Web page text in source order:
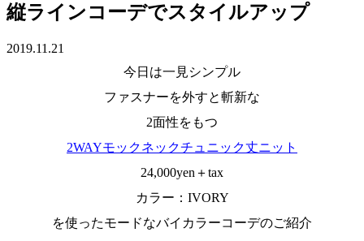
縦ラインコーデでスタイルアップ
2019.11.21
今日は一見シンプル
ファスナーを外すと斬新な
2面性をもつ
2WAYモックネックチュニック丈ニット
24,000yen＋tax
カラー：IVORY
を使ったモードなバイカラーコーデのご紹介